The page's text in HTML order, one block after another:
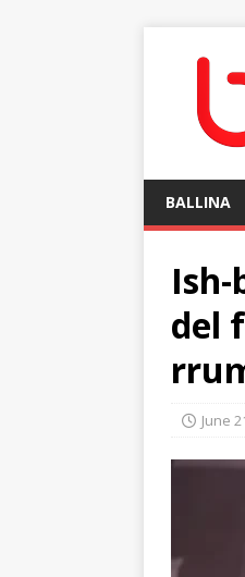
BALLINA
del
June